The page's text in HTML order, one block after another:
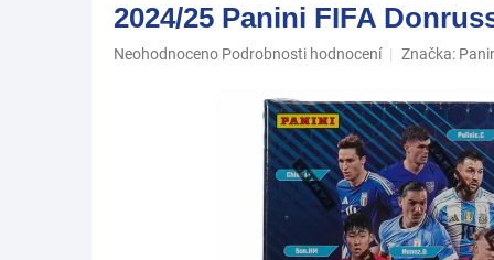
2024/25 Panini FIFA
Průměrné
Neohodnoceno Podrobnosti hodnocení Značka: